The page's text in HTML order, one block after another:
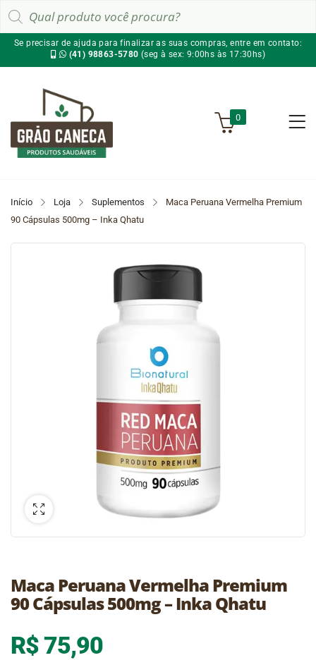
produtos
Se precisar de ajuda para finalizar as suas compras, entre em contato:
(41) 98863-5780 (seg à sex: 9:00hs às 17:30hs)
0
Início Loja Suplementos
Maca Peruana Vermelha Premium
90 Cápsulas 500mg – Inka Qhatu
Maca Peruana Vermelha Premium
90 Cápsulas 500mg – Inka Qhatu
R$75,90